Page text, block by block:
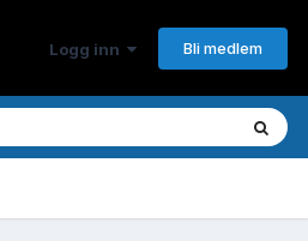
Logg inn Bli medlem